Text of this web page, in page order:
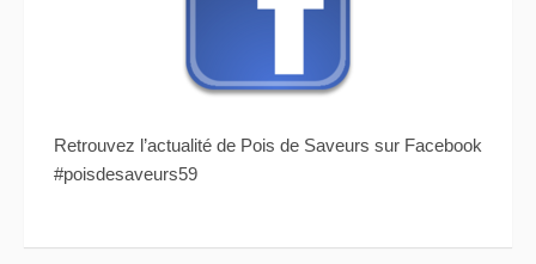
Retrouvez l’actualité de Pois de Saveurs sur Facebook
#poisdesaveurs59